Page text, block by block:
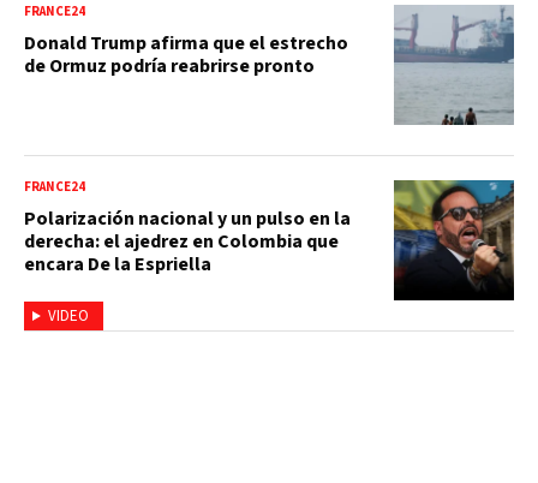
FRANCE24
Donald Trump afirma que el estrecho
de Ormuz podría reabrirse pronto
VIDEO
FRANCE24
Polarización nacional y un pulso en la
derecha: el ajedrez en Colombia que
encara De la Espriella